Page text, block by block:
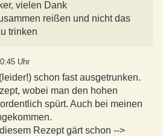
vielen Dank
reißen und nicht das
Uhr
schon fast ausgetrunken.
wobei man den hohen
spürt. Auch bei meinen
Rezept gärt schon -->